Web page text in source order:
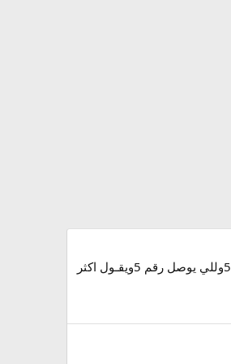
متواجد , أكثر , تنبسسط , شفته , وقول عد من 1-5 وقول أكثر عضو تنبسسط إذا شفته متواجد مرحبـــا للجميع،،، وهي واضح‘ـها من عنوانها عد من 1 _ 5وللي يوصل رقم 5ويقـول اكثر